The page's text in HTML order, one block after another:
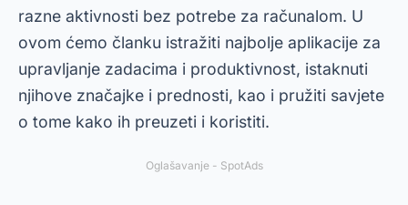
razne aktivnosti bez potrebe za računalom. U
ovom ćemo članku istražiti najbolje aplikacije za
upravljanje zadacima i produktivnost, istaknuti
njihove značajke i prednosti, kao i pružiti savjete
o tome kako ih preuzeti i koristiti.
Oglašavanje - SpotAds